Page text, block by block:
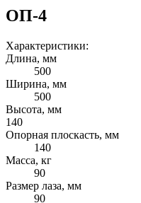
ОП-4
Характеристики:
Длина, мм
500
Ширина, мм
500
Высота, мм
140
Опорная плоскасть, мм
140
Масса, кг
90
Размер лаза, мм
90